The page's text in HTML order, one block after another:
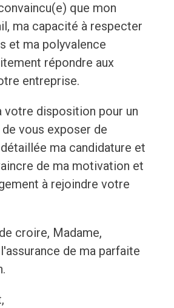
que mon
ma capacité à respecter
et ma polyvalence
répondre aux
entreprise.
votre disposition pour un
vous exposer de
ma candidature et
de ma motivation et
à rejoindre votre
croire, Madame,
de ma parfaite